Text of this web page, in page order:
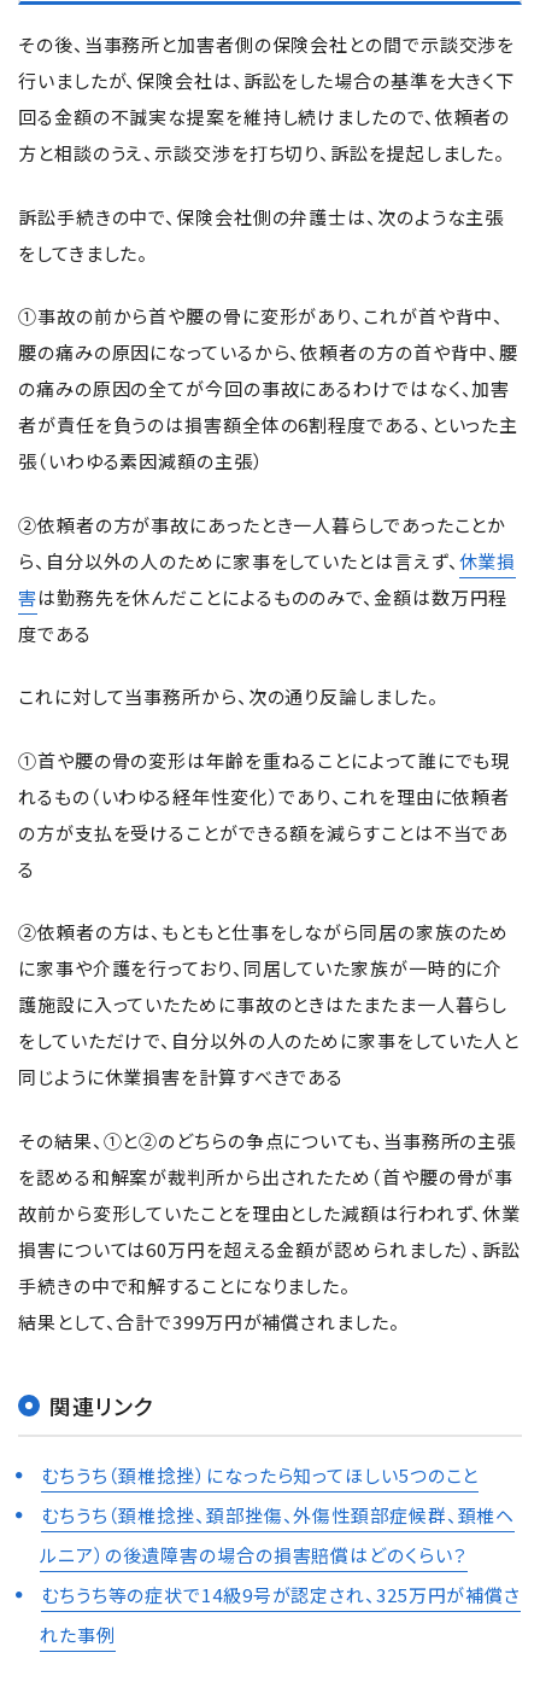
その後、当事務所と加害者側の保険会社との間で示談交渉を
行いましたが、保険会社は、訴訟をした場合の基準を大きく下
回る金額の不誠実な提案を維持し続けましたので、依頼者の
方と相談のうえ、示談交渉を打ち切り、訴訟を提起しました。
訴訟手続きの中で、保険会社側の弁護士は、次のような主張
をしてきました。
①事故の前から首や腰の骨に変形があり、これが首や背中、
腰の痛みの原因になっているから、依頼者の方の首や背中、腰
の痛みの原因の全てが今回の事故にあるわけではなく、加害
者が責任を負うのは損害額全体の6割程度である、といった主
張（いわゆる素因減額の主張）
②依頼者の方が事故にあったとき一人暮らしであったことか
ら、自分以外の人のために家事をしていたとは言えず、 休業損
害は勤務先を休んだことによるもののみで、金額は数万円程
度である
これに対して当事務所から、次の通り反論しました。
①首や腰の骨の変形は年齢を重ねることによって誰にでも現
れるもの（いわゆる経年性変化）であり、これを理由に依頼者
の方が支払を受けることができる額を減らすことは不当であ
る
②依頼者の方は、もともと仕事をしながら同居の家族のため
に家事や介護を行っており、同居していた家族が一時的に介
護施設に入っていたために事故のときはたまたま一人暮らし
をしていただけで、自分以外の人のために家事をしていた人と
同じように休業損害を計算すべきである
その結果、①と②のどちらの争点についても、当事務所の主張
を認める和解案が裁判所から出されたため（首や腰の骨が事
故前から変形していたことを理由とした減額は行われず、休業
損害については60万円を超える金額が認められました）、訴訟
手続きの中で和解することになりました。
結果として、合計で399万円が補償されました。
関連リンク
むちうち（頚椎捻挫）になったら知ってほしい5つのこと
むちうち（頚椎捻挫、頚部挫傷、外傷性頚部症候群、頚椎ヘ
ルニア）の後遺障害の場合の損害賠償はどのくらい？
むちうち等の症状で14級9号が認定され、325万円が補償さ
れた事例